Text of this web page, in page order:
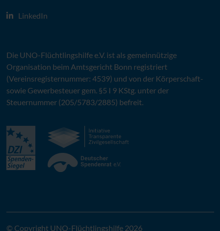
LinkedIn
Die UNO-Flüchtlingshilfe e.V.ist als gemeinnützige
Organisation beim Amtsgericht Bonn registriert
(Vereinsregisternummer: 4539) und von der Körperschaft-
sowie Gewerbesteuer gem. §5 I 9 KStg. unter der
Steuernummer (205/5783/2885) befreit.
© Copyright UNO-Flüchtlingshilfe 2026